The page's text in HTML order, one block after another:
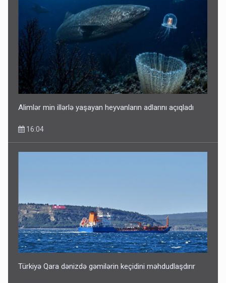
Alimlər min illərlə yaşayan heyvanların adlarını açıqladı
16:04
Türkiyə Qara dənizdə gəmilərin keçidini məhdudlaşdırır